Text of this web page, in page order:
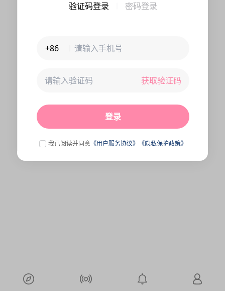
验证码登录 密码登录
+86
获取验证码
登录
我已阅读并同意 《用户服务协议》 《隐私保护政策》
未连接到服务器,刷新一下试试